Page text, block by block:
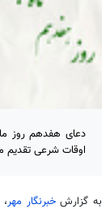
اوقات شرعی تقدیم
به گزارشخبرنگار مهر